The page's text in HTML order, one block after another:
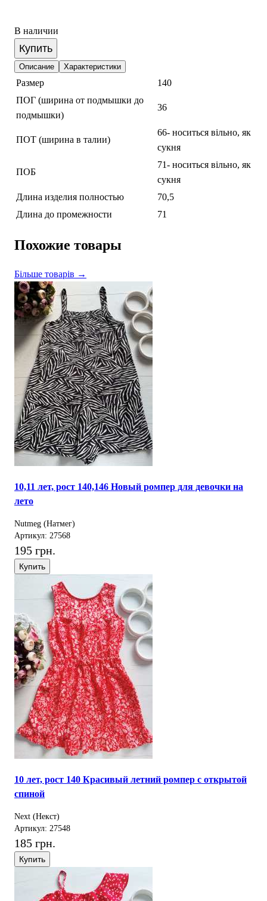
В наличии
Купить
Описание Характеристики
Размер
140
ПОГ (ширина от подмышки до
подмышки)
36
ПОТ (ширина в талии)
66- носиться вільно, як
сукня
ПОБ
71- носиться вільно, як
сукня
Длина изделия полностью
70,5
Длина до промежности
71
Похожие товары
Більше товарів →
10,11 лет, рост 140,146 Новый ромпер для девочки на
лето
Nutmeg (Натмег)
Артикул: 27568
195 грн.
Купить
10 лет, рост 140 Красивый летний ромпер с открытой
спиной
Next (Некст)
Артикул: 27548
185 грн.
Купить